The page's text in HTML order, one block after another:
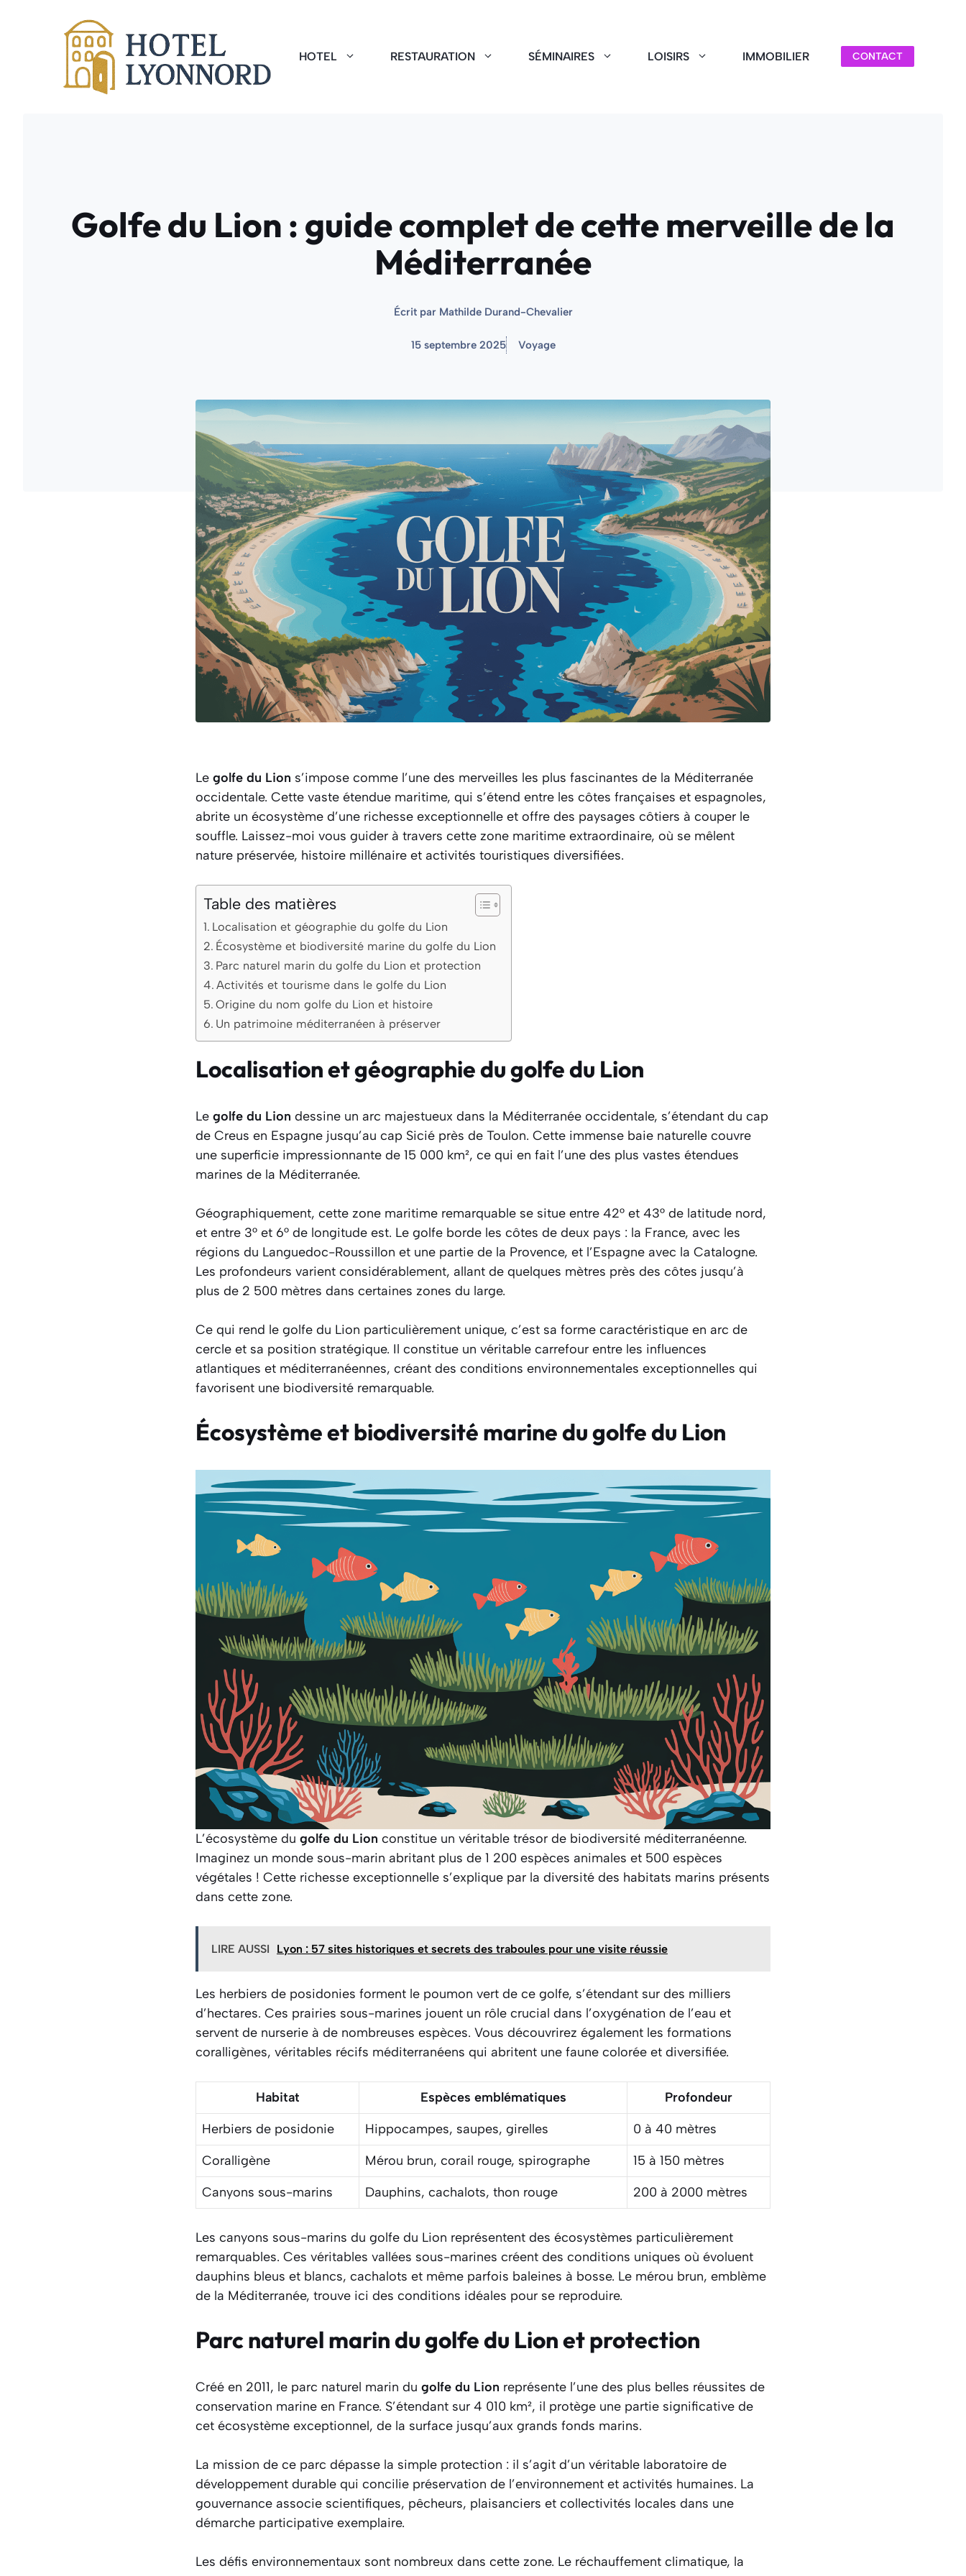
HOTEL RESTAURATION SÉMINAIRES LOISIRS IMMOBILIER CONTACT
Golfe du Lion : guide complet de cette merveille de la
Méditerranée
Écrit par Mathilde Durand-Chevalier
15 septembre 2025 Voyage
Le golfe du Lion s’impose comme l’une des merveilles les plus fascinantes de la Méditerranée
occidentale. Cette vaste étendue maritime, qui s’étend entre les côtes françaises et espagnoles,
abrite un écosystème d’une richesse exceptionnelle et offre des paysages côtiers à couper le
souffle. Laissez-moi vous guider à travers cette zone maritime extraordinaire, où se mêlent
nature préservée, histoire millénaire et activités touristiques diversifiées.
Table des matières
Localisation et géographie du golfe du Lion
Écosystème et biodiversité marine du golfe du Lion
Parc naturel marin du golfe du Lion et protection
Activités et tourisme dans le golfe du Lion
Origine du nom golfe du Lion et histoire
Un patrimoine méditerranéen à préserver
Localisation et géographie du golfe du Lion
Le golfe du Lion dessine un arc majestueux dans la Méditerranée occidentale, s’étendant du cap
de Creus en Espagne jusqu’au cap Sicié près de Toulon. Cette immense baie naturelle couvre
une superficie impressionnante de 15 000 km², ce qui en fait l’une des plus vastes étendues
marines de la Méditerranée.
Géographiquement, cette zone maritime remarquable se situe entre 42° et 43° de latitude nord,
et entre 3° et 6° de longitude est. Le golfe borde les côtes de deux pays : la France, avec les
régions du Languedoc-Roussillon et une partie de la Provence, et l’Espagne avec la Catalogne.
Les profondeurs varient considérablement, allant de quelques mètres près des côtes jusqu’à
plus de 2 500 mètres dans certaines zones du large.
Ce qui rend le golfe du Lion particulièrement unique, c’est sa forme caractéristique en arc de
cercle et sa position stratégique. Il constitue un véritable carrefour entre les influences
atlantiques et méditerranéennes, créant des conditions environnementales exceptionnelles qui
favorisent une biodiversité remarquable.
Écosystème et biodiversité marine du golfe du Lion
L’écosystème du golfe du Lion constitue un véritable trésor de biodiversité méditerranéenne.
Imaginez un monde sous-marin abritant plus de 1 200 espèces animales et 500 espèces
végétales ! Cette richesse exceptionnelle s’explique par la diversité des habitats marins présents
dans cette zone.
LIRE AUSSI Lyon : 57 sites historiques et secrets des traboules pour une visite réussie
Les herbiers de posidonies forment le poumon vert de ce golfe, s’étendant sur des milliers
d’hectares. Ces prairies sous-marines jouent un rôle crucial dans l’oxygénation de l’eau et
servent de nurserie à de nombreuses espèces. Vous découvrirez également les formations
coralligènes, véritables récifs méditerranéens qui abritent une faune colorée et diversifiée.
Habitat Espèces emblématiques
Profondeur
Herbiers de posidonie
Hippocampes, saupes, girelles
0 à 40 mètres
Coralligène
Mérou brun, corail rouge, spirographe
15 à 150 mètres
Canyons sous-marins
Dauphins, cachalots, thon rouge 200 à 2000 mètres
Les canyons sous-marins du golfe du Lion représentent des écosystèmes particulièrement
remarquables. Ces véritables vallées sous-marines créent des conditions uniques où évoluent
dauphins bleus et blancs, cachalots et même parfois baleines à bosse. Le mérou brun, emblème
de la Méditerranée, trouve ici des conditions idéales pour se reproduire.
Parc naturel marin du golfe du Lion et protection
Créé en 2011, le parc naturel marin du golfe du Lion représente l’une des plus belles réussites de
conservation marine en France. S’étendant sur 4 010 km², il protège une partie significative de
cet écosystème exceptionnel, de la surface jusqu’aux grands fonds marins.
La mission de ce parc dépasse la simple protection : il s’agit d’un véritable laboratoire de
développement durable qui concilie préservation de l’environnement et activités humaines. La
gouvernance associe scientifiques, pêcheurs, plaisanciers et collectivités locales dans une
démarche participative exemplaire.
Les défis environnementaux sont nombreux dans cette zone. Le réchauffement climatique, la